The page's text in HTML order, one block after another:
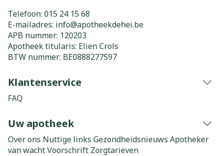
Telefoon: 015 24 15 68
E-mailadres: info@apotheekdehei.be
APB nummer: 120203
Apotheek titularis: Elien Crols
BTW nummer: BE0888277597
Klantenservice
FAQ
Uw apotheek
Over ons Nuttige links Gezondheidsnieuws Apotheker
van wachtVoorschrift Zorgtarieven